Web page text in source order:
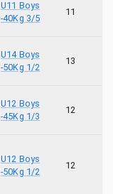
U11 Boys
-40Kg 3/5
11
U14 Boys
-50Kg 1/2
13
U12 Boys
-45Kg 1/3
12
U12 Boys
-50Kg 1/2
12